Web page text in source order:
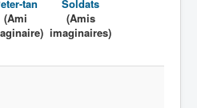
tan
(Ami
Soldats
(Amis
imaginaires)